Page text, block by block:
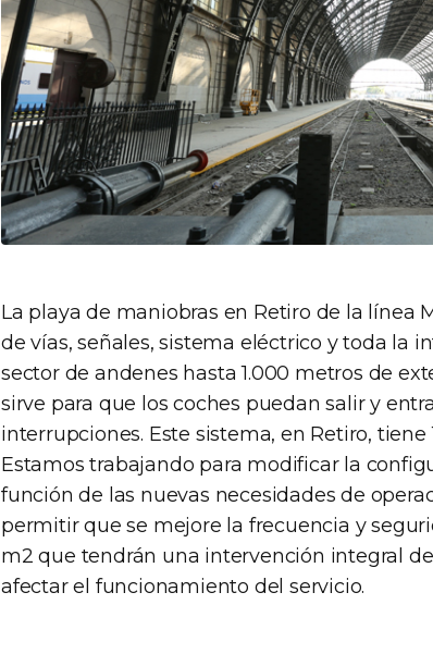
La playa de maniobras en Retiro de la línea
de vías, señales, sistema eléctrico y toda la
sector de andenes hasta 1.000 metros de
sirve para que los coches puedan salir y
interrupciones. Este sistema, en Retiro,
Estamos trabajando para modificar la
función de las nuevas necesidades de
permitir que se mejore la frecuencia y
m2 que tendrán una intervención integral
afectar el funcionamiento del servicio.